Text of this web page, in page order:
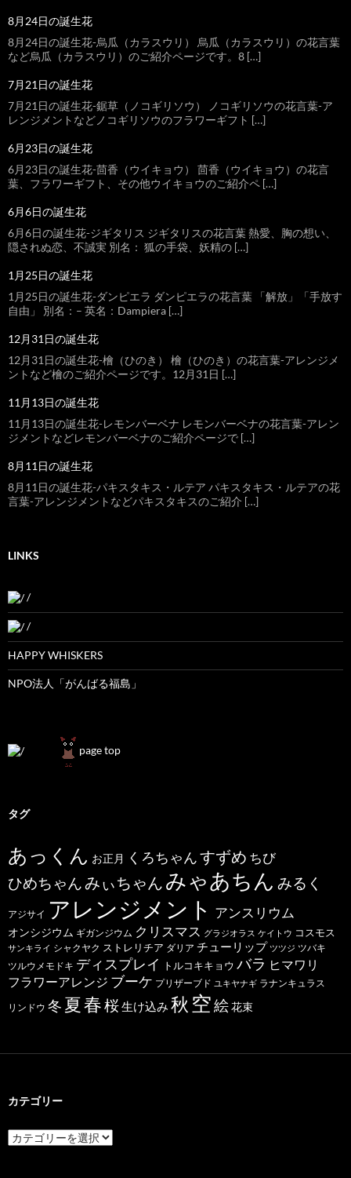
8月24日の誕生花
8月24日の誕生花-烏瓜（カラスウリ） 烏瓜（カラスウリ）の花言葉
など烏瓜（カラスウリ）のご紹介ページです。8 […]
7月21日の誕生花
7月21日の誕生花-鋸草（ノコギリソウ） ノコギリソウの花言葉-ア
レンジメントなどノコギリソウのフラワーギフト […]
6月23日の誕生花
6月23日の誕生花-茴香（ウイキョウ） 茴香（ウイキョウ）の花言
葉、フラワーギフト、その他ウイキョウのご紹介ペ […]
6月6日の誕生花
6月6日の誕生花-ジギタリス ジギタリスの花言葉 熱愛、胸の想い、
隠されぬ恋、不誠実 別名： 狐の手袋、妖精の […]
1月25日の誕生花
1月25日の誕生花-ダンピエラ ダンピエラの花言葉 「解放」「手放す
自由」 別名：– 英名：Dampiera […]
12月31日の誕生花
12月31日の誕生花-檜（ひのき） 檜（ひのき）の花言葉-アレンジメ
ントなど檜のご紹介ページです。12月31日 […]
11月13日の誕生花
11月13日の誕生花-レモンバーベナ レモンバーベナの花言葉-アレン
ジメントなどレモンバーベナのご紹介ページで […]
8月11日の誕生花
8月11日の誕生花-パキスタキス・ルテア パキスタキス・ルテアの花
言葉-アレンジメントなどパキスタキスのご紹介 […]
LINKS
/
/
HAPPY WHISKERS
NPO法人「がんばる福島」
page top
タグ
あっくん お正月 くろちゃんすずめ ちび
ひめちゃんみぃちゃん みゃあちん みるく
アジサイ アレンジメント アンスリウム
オンシジウム ギガンジウム クリスマス グラジオラス ケイトウ コスモス
サンキライ シャクヤク ストレリチア ダリア チューリップ ツツジ ツバキ
ツルウメモドキ ディスプレイ トルコキキョウ バラ ヒマワリ
フラワーアレンジ ブーケ プリザーブド ユキヤナギ ラナンキュラス
リンドウ 冬 夏春桜生け込み 秋 空絵花束
カテゴリー
カ
テ